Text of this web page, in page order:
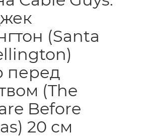
(Santa
перед
(The
Before
20 см